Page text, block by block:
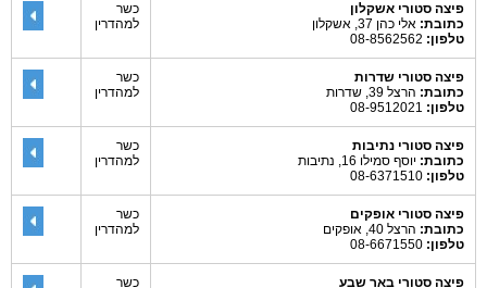
פיצה סטורי אשקלון
כתובת: אלי כהן 37, אשקלון
טלפון:
כשר
למהדרין
פיצה סטורי שדרות
כתובת: הרצל 39, שדרות
טלפון:
כשר
למהדרין
פיצה סטורי נתיבות
כתובת: יוסף סמילו 16, נתיבות
טלפון:
כשר
למהדרין
פיצה סטורי אופקים
כתובת: הרצל 40, אופקים
טלפון:
כשר
למהדרין
פיצה סטורי באר שבע כשר